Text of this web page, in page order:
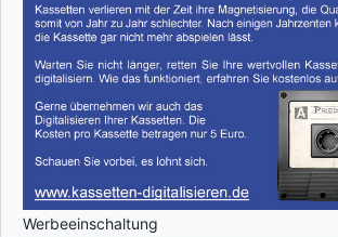
Werbeeinschaltung